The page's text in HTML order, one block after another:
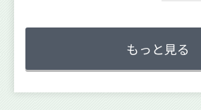
もっと見る